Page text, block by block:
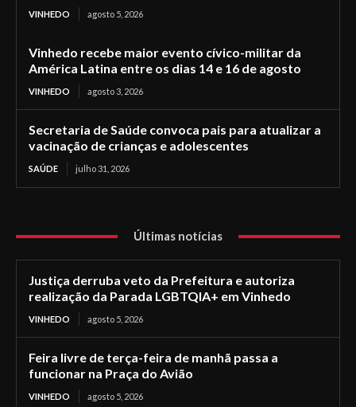
VINHEDO agosto 5, 2026
Vinhedo recebe maior evento cívico-militar da
América Latina entre os dias 14 e 16 de agosto
VINHEDO agosto 3, 2026
Secretaria de Saúde convoca pais para atualizar a
vacinação de crianças e adolescentes
SAÚDE julho 31, 2026
Últimas notícias
Justiça derruba veto da Prefeitura e autoriza
realização da Parada LGBTQIA+ em Vinhedo
VINHEDO agosto 5, 2026
Feira livre de terça-feira de manhã passa a
funcionar na Praça do Avião
VINHEDO agosto 5, 2026